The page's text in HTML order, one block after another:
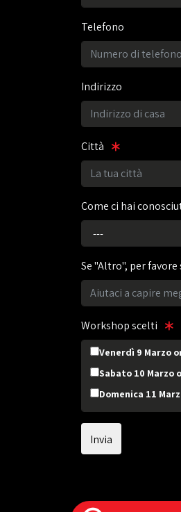
Telefono
Indirizzo
Città
Come ci hai
Se "Altro", per favore
Workshop scelti
Venerdì 9 Marzo
Sabato 10 Marzo
Domenica 11